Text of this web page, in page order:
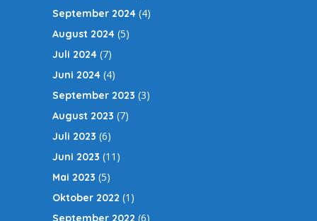
September 2024 (4)
August 2024 (5)
Juli 2024 (7)
Juni 2024 (4)
September 2023 (3)
August 2023 (7)
Juli 2023 (6)
Juni 2023 (11)
Mai 2023 (5)
Oktober 2022 (1)
September 2022 (6)